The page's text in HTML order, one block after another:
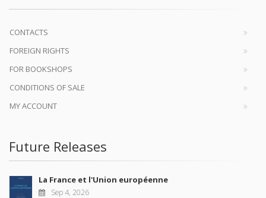
CONTACTS
FOREIGN RIGHTS
FOR BOOKSHOPS
CONDITIONS OF SALE
MY ACCOUNT
Future Releases
La France et l'Union européenne
Sep 4, 2026